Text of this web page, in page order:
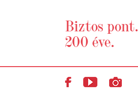
Biztos pont.
200 éve.